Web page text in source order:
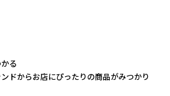
る
ドからお店にぴったりの商品がみつかり